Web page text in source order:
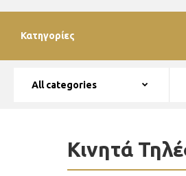
Κατηγορίες
Κινητά